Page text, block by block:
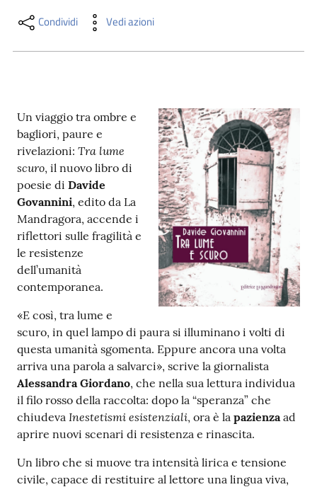
Casa
Piani
Archivio
storico
Decentrate
Patto
per
la
lettura
su
Condividi Vedi azioni
Un viaggio tra ombre e
bagliori, paure e
rivelazioni: Tra lume
scuro, il nuovo libro di
poesie di Davide
Govannini, edito da La
Mandragora, accende i
riflettori sulle fragilità e
le resistenze
dell’umanità
contemporanea.
«E così, tra lume e
scuro, in quel lampo di paura si illuminano i volti di
questa umanità sgomenta. Eppure ancora una volta
arriva una parola a salvarci», scrive la giornalista
Alessandra Giordano, che nella sua lettura individua
il filo rosso della raccolta: dopo la “speranza” che
chiudeva Inestetismi esistenziali, ora è la pazienzaad
aprire nuovi scenari di resistenza e rinascita.
Un libro che si muove tra intensità lirica e tensione
civile, capace di restituire al lettore una lingua viva,